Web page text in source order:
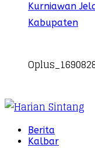
Kurniawan
Kabupaten
Berita
Kalbar